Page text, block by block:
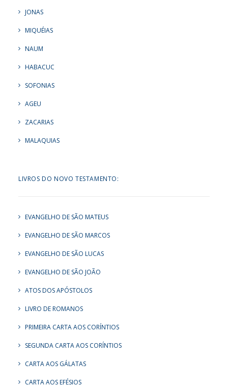
JONAS
MIQUÉIAS
NAUM
HABACUC
SOFONIAS
AGEU
ZACARIAS
MALAQUIAS
LIVROS DO NOVO TESTAMENTO:
EVANGELHO DE SÃO MATEUS
EVANGELHO DE SÃO MARCOS
EVANGELHO DE SÃO LUCAS
EVANGELHO DE SÃO JOÃO
ATOS DOS APÓSTOLOS
LIVRO DE ROMANOS
PRIMEIRA CARTA AOS CORÍNTIOS
SEGUNDA CARTA AOS CORÍNTIOS
CARTA AOS GÁLATAS
CARTA AOS EFÉSIOS